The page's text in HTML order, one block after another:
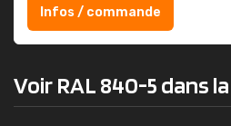
Infos / commande
Voir RAL 840-5 dans